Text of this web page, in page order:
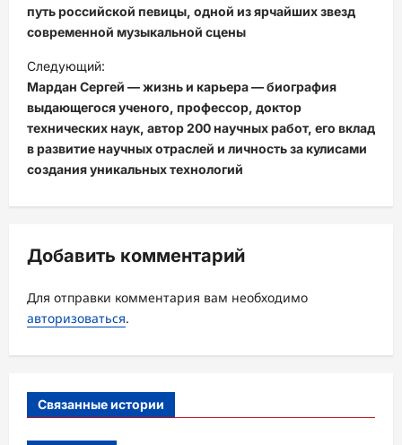
в
и
г
а
ц
и
я
з
п
и
с
путь российской певицы, одной из ярчайших звезд
современной музыкальной сцены
Следующий:
Мардан Сергей — жизнь и карьера — биография
выдающегося ученого, профессор, доктор
технических наук, автор 200 научных работ, его вклад
в развитие научных отраслей и личность за кулисами
создания уникальных технологий
Добавить комментарий
Для отправки комментария вам необходимо
авторизоваться.
Связанные истории